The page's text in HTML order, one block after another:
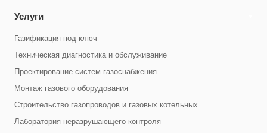
Услуги
Газификация под ключ
Техническая диагностика и обслуживание
Проектирование систем газоснабжения
Монтаж газового оборудования
Строительство газопроводов и газовых котельных
Лаборатория неразрушающего контроля